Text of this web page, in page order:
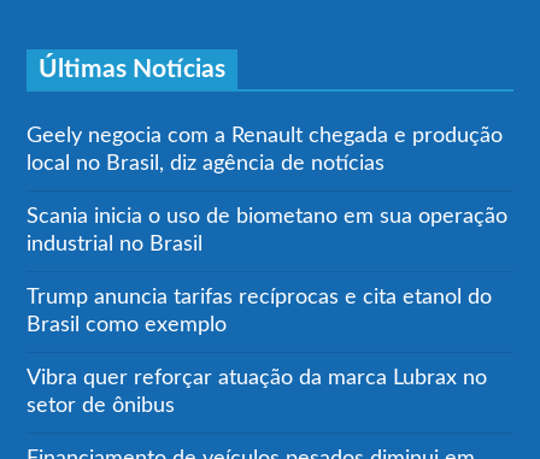
Últimas Notícias
Geely negocia com a Renault chegada e produção
local no Brasil, diz agência de notícias
Scania inicia o uso de biometano em sua operação
industrial no Brasil
Trump anuncia tarifas recíprocas e cita etanol do
Brasil como exemplo
Vibra quer reforçar atuação da marca Lubrax no
setor de ônibus